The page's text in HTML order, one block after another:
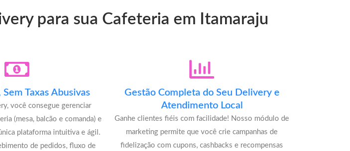
para sua Cafeteria em Itamaraju
Sem Taxas Abusivas
você consegue gerenciar
(mesa, balcão e comanda) e
plataforma intuitiva e ágil.
de pedidos, fluxo de
Gestão Completa do Seu Delivery e
Atendimento Local
Ganhe clientes fiéis com facilidade! Nosso módulo de
marketing permite que você crie campanhas de
fidelização com cupons, cashbacks e recompensas